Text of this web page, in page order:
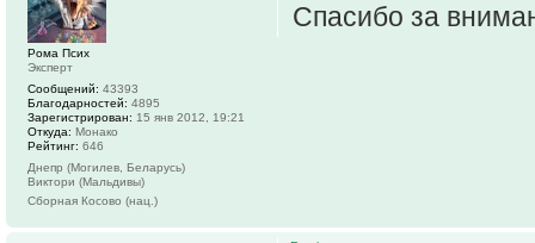
Спасибо за
Рома Псих
Эксперт
Сообщений: 43393
Благодарностей: 4895
Зарегистрирован: 15 янв 2012, 19:21
Откуда: Монако
Рейтинг: 646
Днепр (Могилев, Беларусь)
Виктори (Мальдивы)
Сборная Косово (нац.)